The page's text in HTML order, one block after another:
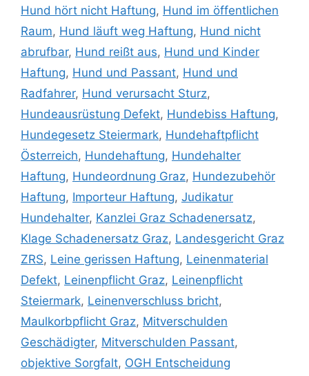
Hund hört nicht Haftung, Hund im öffentlichen
Raum, Hund läuft weg Haftung, Hund nicht
abrufbar, Hund reißt aus, Hund und Kinder
Haftung, Hund und Passant, Hund und
Radfahrer, Hund verursacht Sturz,
Hundeausrüstung Defekt, Hundebiss Haftung,
Hundegesetz Steiermark, Hundehaftpflicht
Österreich, Hundehaftung, Hundehalter
Haftung, Hundeordnung Graz, Hundezubehör
Haftung, Importeur Haftung, Judikatur
Hundehalter, Kanzlei Graz Schadenersatz,
Klage Schadenersatz Graz, Landesgericht Graz
ZRS, Leine gerissen Haftung, Leinenmaterial
Defekt, Leinenpflicht Graz, Leinenpflicht
Steiermark, Leinenverschluss bricht,
Maulkorbpflicht Graz, Mitverschulden
Geschädigter, Mitverschulden Passant,
objektive Sorgfalt, OGH Entscheidung